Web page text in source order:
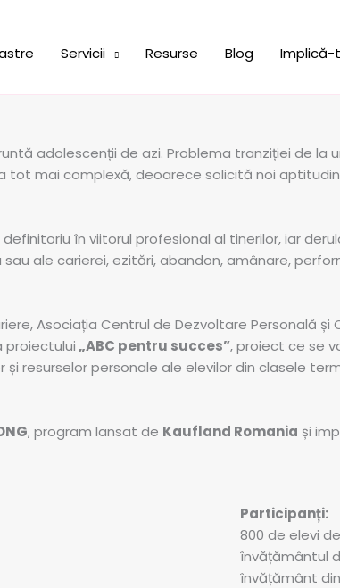
Servicii Resurse Blog Implică-
adolescenții de azi. Problema tranziției de la
tot mai complexă, deoarece solicită noi
în viitorul profesional al tinerilor, iar
ale carierei, ezitări, abandon, amânare,
Asociația Centrul de Dezvoltare Personală
proiectului „ABC pentru succes”, proiect ce se
resurselor personale ale elevilor din clasele
, program lansat de Kaufland Romania și
Participanți:
800 de elevi
învățământul
învățământ